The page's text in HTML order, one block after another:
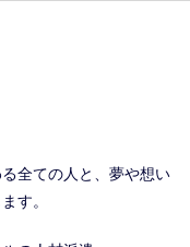
全ての人と、夢や想い
す。